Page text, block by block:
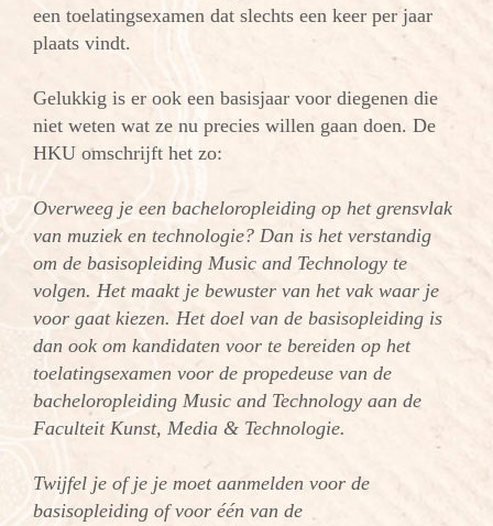
een toelatingsexamen dat slechts een keer per jaar
plaats vindt.
Gelukkig is er ook een basisjaar voor diegenen die
niet weten wat ze nu precies willen gaan doen. De
HKU omschrijft het zo:
Overweeg je een bacheloropleiding op het grensvlak
van muziek en technologie? Dan is het verstandig
om de basisopleiding Music and Technology te
volgen. Het maakt je bewuster van het vak waar je
voor gaat kiezen. Het doel van de basisopleiding is
dan ook om kandidaten voor te bereiden op het
toelatingsexamen voor de propedeuse van de
bacheloropleiding Music and Technology aan de
Faculteit Kunst, Media & Technologie.
Twijfel je of je je moet aanmelden voor de
basisopleiding of voor één van de